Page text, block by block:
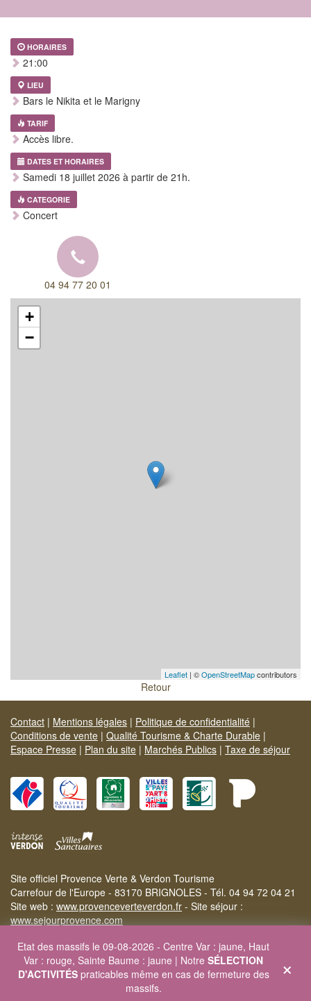
HORAIRES
21:00
LIEU
Bars le Nikita et le Marigny
TARIF
Accès libre.
DATES ET HORAIRES
Samedi 18 juillet 2026 à partir de 21h.
CATEGORIE
Concert
04 94 77 20 01
+
−
Leaflet | ©OpenStreetMapcontributors
Retour
Contact | Mentions légales | Politique de confidentialité |
Conditions de vente | Qualité Tourisme & Charte Durable |
Espace Presse | Plan du site | Marchés Publics | Taxe de séjour
Site officiel Provence Verte & Verdon Tourisme
Carrefour de l'Europe - 83170 BRIGNOLES - Tél. 04 94 72 04 21
Site web : www.provenceverteverdon.fr - Site séjour :
www.sejourprovence.com
×
Etat des massifs le 09-08-2026 - Centre Var : jaune, Haut
Var : rouge, Sainte Baume : jaune | Notre SÉLECTION
D'ACTIVITÉSpraticables même en cas de fermeture des
massifs.